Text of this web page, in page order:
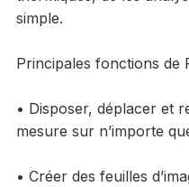
simple.
Principales fonctions de
• Disposer, déplacer et
mesure sur n’importe
• Créer des feuilles